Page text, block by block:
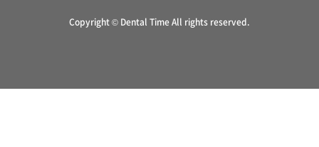
Copyright © Dental Time All rights reserved.